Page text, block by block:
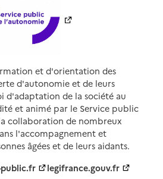
et d'orientation des
d'autonomie et de leurs
d'adaptation de la société au
et animé par le Service public
collaboration de nombreux
l'accompagnement et
âgées et de leurs aidants.
legifrance.gouv.fr